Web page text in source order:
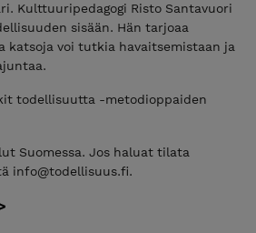
Kulttuuripedagogi Risto Santavuori
sisään. Hän tarjoaa
katsoja voi tutkia havaitsemistaan ja
todellisuutta -metodioppaiden
Suomessa. Jos haluat tilata
info@todellisuus.fi.